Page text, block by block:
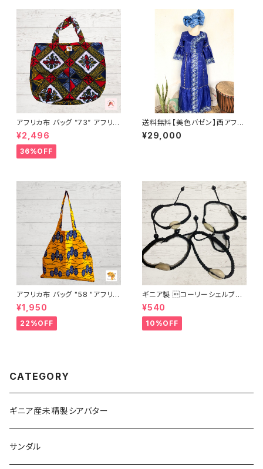
アフリカ布 バッグ ”73” アフリカ
ンプリント パーニュ カンガ キテ
ンゲ トートバッグ エコバッグ ギ
ニア フェアトレード INUWALIA
FRICA
¥2,496
36%OFF
送料無料【美色バゼン】西アフリ
カ 結婚式参列用ワンピース｜繊
細レース装飾＆輝くヘッドドレス
¥29,000
アフリカ布 バッグ "58 "アフリカ
ンプリント パーニュ カンガ キテ
ンゲ トートバッグ エコバッグ ギ
ニア フェアトレード INUWALIA
FRICA
¥1,950
22%OFF
ギニア製 コーリーシェルブレ
スレット
¥540
10%OFF
CATEGORY
ギニア産未精製シアバター
サンダル